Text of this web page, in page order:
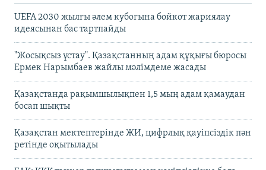
UEFA 2030 жылғы әлем кубогына бойкот жариялау
идеясынан бас тартпайды
"Жосықсыз ұстау". Қазақстанның адам құқығы бюросы
Ермек Нарымбаев жайлы мәлімдеме жасады
Қазақстанда рақымшылықпен 1,5 мың адам қамаудан
босап шықты
Қазақстан мектептерінде ЖИ, цифрлық қауіпсіздік пән
ретінде оқытылады